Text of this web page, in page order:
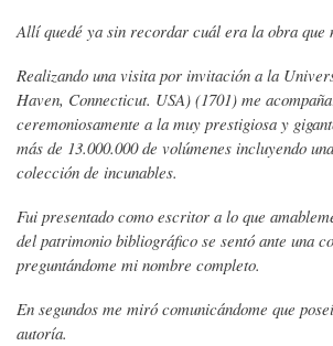
Allí quedé ya sin recordar cuál era la obra que
Realizando una visita por invitación a la
Haven, Connecticut. USA) (1701) me
ceremoniosamente a la muy prestigiosa y
más de 13.000.000 de volúmenes incluyendo
colección de incunables.
Fui presentado como escritor a lo que
del patrimonio bibliográfico se sentó ante una
preguntándome mi nombre completo.
En segundos me miró comunicándome que
autoría.